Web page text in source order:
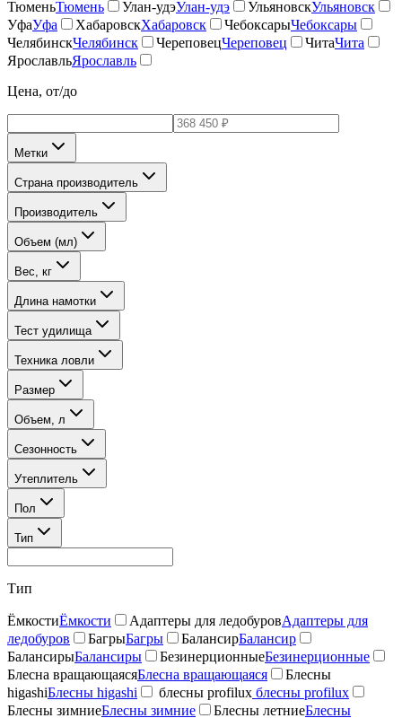
ТюменьТюмень Улан-удэУлан-удэ УльяновскУльяновск
УфаУфа ХабаровскХабаровск ЧебоксарыЧебоксары
ЧелябинскЧелябинск ЧереповецЧереповец ЧитаЧита
ЯрославльЯрославль
Цена, от/до
Метки
Страна производитель
Производитель
Объем (мл)
Вес, кг
Длина намотки
Тест удилища
Техника ловли
Размер
Объем, л
Сезонность
Утеплитель
Пол
Тип
Тип
ЁмкостиЁмкости Адаптеры для ледобуровАдаптеры для
ледобуров
БагрыБагры БалансирБалансир
БалансирыБалансиры БезинерционныеБезинерционные
Блесна вращающаясяБлесна вращающаяся
Блесны
higashiБлесны higashi блесны profilux блесны profilux
Блесны зимниеБлесны зимние Блесны летниеБлесны